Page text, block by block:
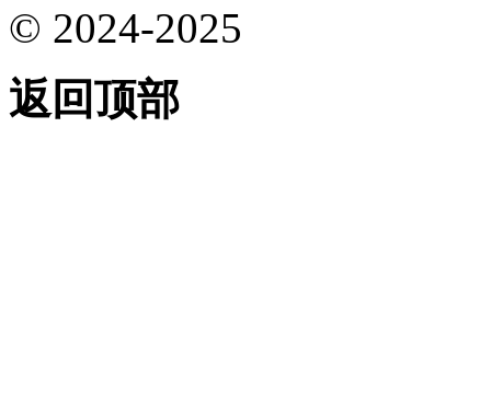
© 2024-2025
返回顶部